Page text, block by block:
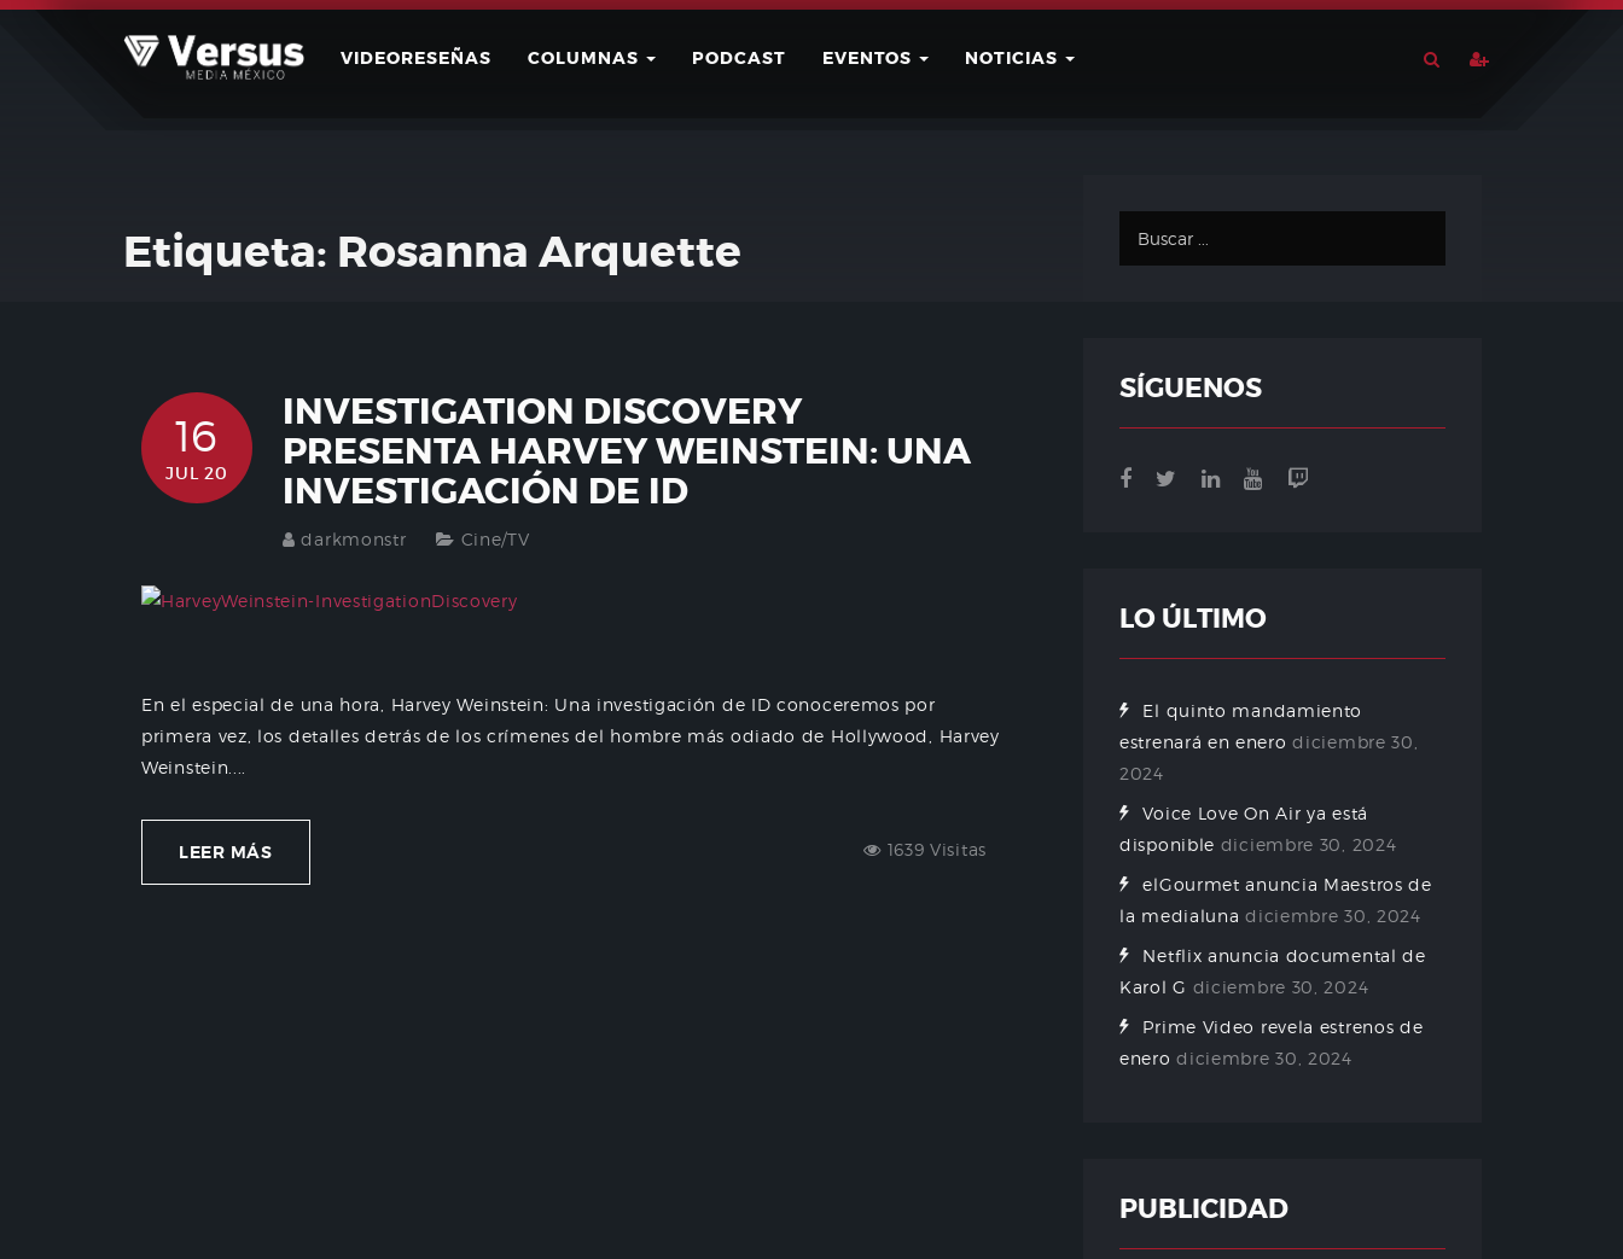
Skip
VIDEORESEÑAS COLUMNAS PODCAST EVENTOS NOTICIAS
Etiqueta: Rosanna Arquette
16
JUL 20
INVESTIGATION DISCOVERY
PRESENTA HARVEY WEINSTEIN: UNA
INVESTIGACIÓN DE ID
darkmonstr Cine/TV
En el especial de una hora, Harvey Weinstein: Una investigación de ID conoceremos por
primera vez, los detalles detrás de los crímenes del hombre más odiado de Hollywood, Harvey
Weinstein....
LEER MÁS 1639 Visitas
SÍGUENOS
LO ÚLTIMO
El quinto mandamiento
estrenará en enero diciembre 30,
2024
Voice Love On Air ya está
disponible diciembre 30, 2024
elGourmet anuncia Maestros de
la medialuna diciembre 30, 2024
Netflix anuncia documental de
Karol G diciembre 30, 2024
Prime Video revela estrenos de
enero diciembre 30, 2024
PUBLICIDAD